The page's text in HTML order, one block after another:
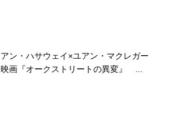
アン・ハサウェイ×ユアン・マクレガー
映画『オークストリートの異変』 ...